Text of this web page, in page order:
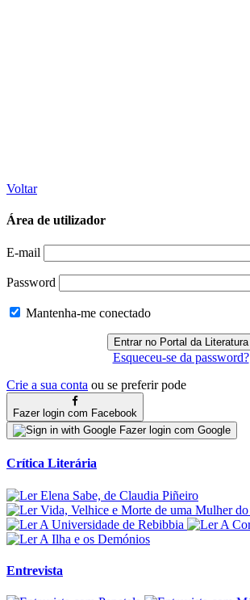
Voltar
Área de utilizador
E-mail
Password
Mantenha-me conectado
Esqueceu-se da password?
Crie a sua conta ou se preferir pode
Fazer login com Facebook
Fazer login com Google
Crítica Literária
Entrevista